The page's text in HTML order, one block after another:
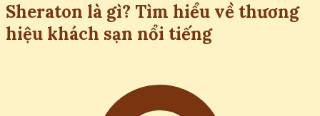
Sheraton là gì? Tìm hiểu về thương
hiệu khách sạn nổi tiếng